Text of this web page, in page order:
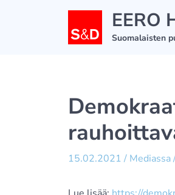
EERO
Suomalaisten
15.02.2021 / Mediassa